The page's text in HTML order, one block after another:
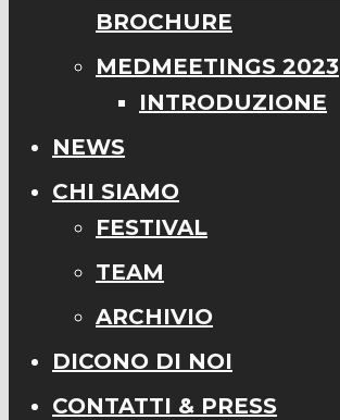
BROCHURE
MEDMEETINGS 2023
INTRODUZIONE
NEWS
CHI SIAMO
FESTIVAL
TEAM
ARCHIVIO
DICONO DI NOI
CONTATTI & PRESS